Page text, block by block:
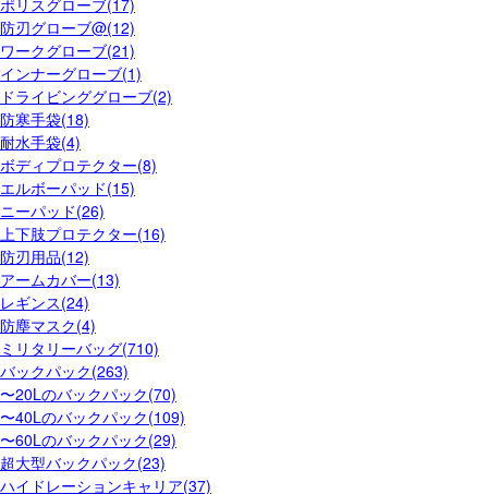
ポリスグローブ(17)
防刃グローブ@(12)
ワークグローブ(21)
インナーグローブ(1)
ドライビンググローブ(2)
防寒手袋(18)
耐水手袋(4)
ボディプロテクター(8)
エルボーパッド(15)
ニーパッド(26)
上下肢プロテクター(16)
防刃用品(12)
アームカバー(13)
レギンス(24)
防塵マスク(4)
ミリタリーバッグ(710)
バックパック(263)
〜20Lのバックパック(70)
〜40Lのバックパック(109)
〜60Lのバックパック(29)
超大型バックパック(23)
ハイドレーションキャリア(37)